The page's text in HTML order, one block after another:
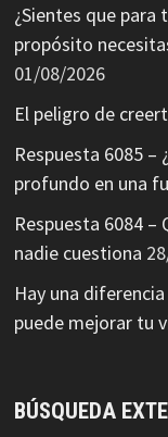
¿Sientes que para
propósito
01/08/2026
El peligro de
Respuesta 6085
profundo en una
Respuesta 6084 –
nadie cuestiona
Hay una
puede mejorar tu
BÚSQUEDA